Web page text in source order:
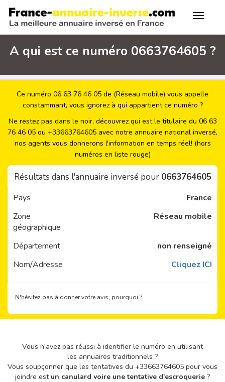
A qui est ce numéro 0663764605 ?
Ce numéro 06 63 76 46 05 de (Réseau mobile) vous appelle
constammant, vous ignorez à qui appartient ce numéro ?
Ne restez pas dans le noir, découvrez qui est le titulaire du 06 63
76 46 05 ou +33663764605 avec notre annuaire national inversé,
nos agents vous donnerons l'information en temps réel! (hors
numéros en liste rouge)
Résultats dans l'annuaire inversé pour 0663764605
Pays
France
Zone
géographique
Réseau mobile
Département
non renseigné
Nom/Adresse
Cliquez ICI
N'hésitez pas à donner votre avis, pourquoi ?
Vous n'avez pas réussi à identifier le numéro en utilisant
les annuaires traditionnels ?
Vous soupçonner que les tentatives du +33663764605 pour vous
joindre est un canulard voire une tentative d'escroquerie ?